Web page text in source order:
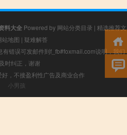
料大全Powered by 网站分类目录 | 精选推荐文
站地图 | 疑难解答
错误可发邮件到f_fb#foxmail.com说明，我们
时纠正，谢谢
，不接盈利性广告及商业合作
小男孩